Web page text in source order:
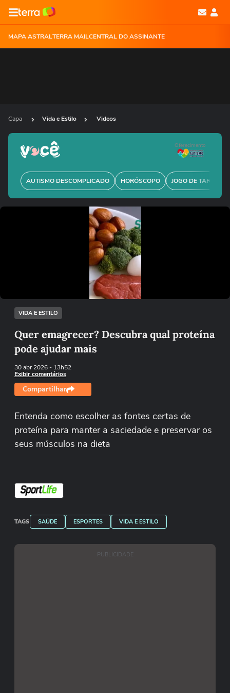
MAPA ASTRALTERRA MAILCENTRAL DO ASSINANTE
Capa Vida e Estilo Videos
AUTISMO DESCOMPLICADO HORÓSCOPO JOGO DE TARÔ
Oferecimento
Não foi possível reproduzir o vídeo
Tentar novamente
VIDA E ESTILO
Quer emagrecer? Descubra qual proteína
pode ajudar mais
30 abr 2026- 13h52
Exibir comentários
Compartilhar
Entenda como escolher as fontes certas de
proteína para manter a saciedade e preservar os
seus músculos na dieta
TAGS SAÚDE ESPORTES VIDA E ESTILO
PUBLICIDADE